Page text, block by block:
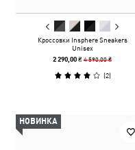
Кроссовки Insphere Sneakers
Unisex
2 290,00 ₴4 590,00 ₴
(2)
НОВИНКА